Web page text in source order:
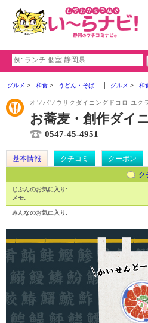
グルメ 和食 うどん・そば グルメ 和
オソバソウサクダイニングドコロ ユクラ
お蕎麦・創作ダイ
0547-45-4951
基本情報 クチコミ クーポン
ク
じぶんのお気に入り:
メモ:
みんなのお気に入り: